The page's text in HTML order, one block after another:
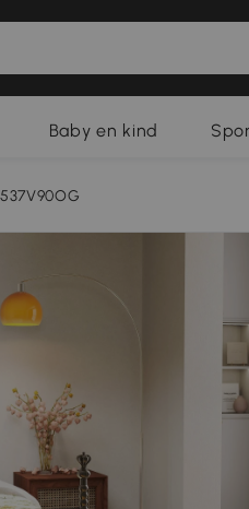
Baby en kind